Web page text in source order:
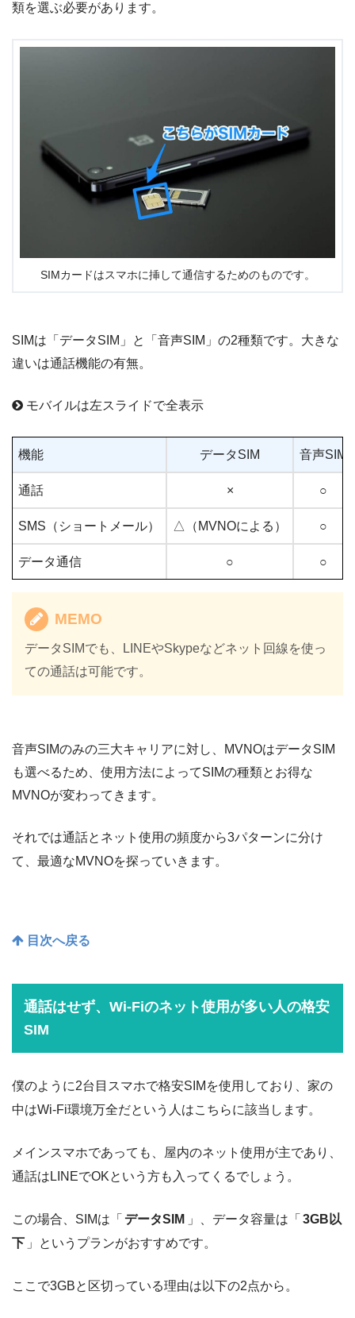
類を選ぶ必要があります。
SIMカードはスマホに挿して通信するためのものです。
SIMは「データSIM」と「音声SIM」の2種類です。大きな
違いは通話機能の有無。
モバイルは左スライドで全表示
機能 データSIM 音声SIM
通話 × ○
SMS（ショートメール） △（MVNOによる） ○
データ通信 ○ ○
MEMO
データSIMでも、LINEやSkypeなどネット回線を使っ
ての通話は可能です。
音声SIMのみの三大キャリアに対し、MVNOはデータSIM
も選べるため、使用方法によってSIMの種類とお得な
MVNOが変わってきます。
それでは通話とネット使用の頻度から3パターンに分け
て、最適なMVNOを探っていきます。
目次へ戻る
通話はせず、Wi-Fiのネット使用が多い人の格安
SIM
僕のように2台目スマホで格安SIMを使用しており、家の
中はWi-Fi環境万全だという人はこちらに該当します。
メインスマホであっても、屋内のネット使用が主であり、
通話はLINEでOKという方も入ってくるでしょう。
この場合、SIMは「 データSIM 」、データ容量は「 3GB以
下 」というプランがおすすめです。
ここで3GBと区切っている理由は以下の2点から。